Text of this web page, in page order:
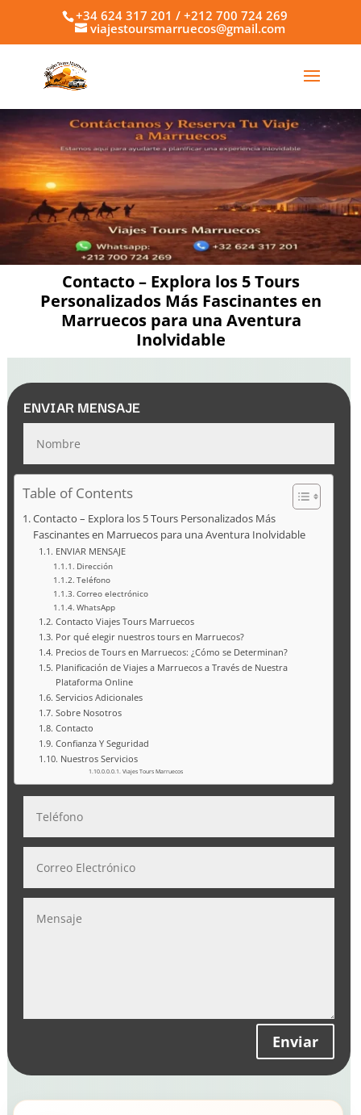
+34 624 317 201 / +212 700 724 269
viajestoursmarruecos@gmail.com
Contacto – Explora los 5 Tours
Personalizados Más Fascinantes en
Marruecos para una Aventura
Inolvidable
ENVIAR MENSAJE
Table of Contents
Contacto – Explora los 5 Tours Personalizados Más
Fascinantes en Marruecos para una Aventura Inolvidable
ENVIAR MENSAJE
Dirección
Teléfono
Correo electrónico
WhatsApp
Contacto Viajes Tours Marruecos
Por qué elegir nuestros tours en Marruecos?
Precios de Tours en Marruecos: ¿Cómo se Determinan?
Planificación de Viajes a Marruecos a Través de Nuestra
Plataforma Online
Servicios Adicionales
Sobre Nosotros
Contacto
Confianza Y Seguridad
Nuestros Servicios
Viajes Tours Marruecos
Enviar